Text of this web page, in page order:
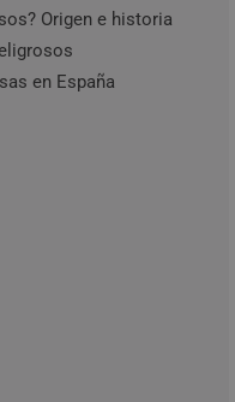
Origen e historia
en España